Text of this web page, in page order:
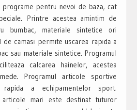
programe pentru nevoi de baza, cat
Printre acestea amintim de
bumbac, materiale sintetice ori
de camasi permite uscarea rapida a
sau materiale sintetice. Programul
calcarea hainelor, acestea
Programul articole sportive
rapida a echipamentelor sport.
articole mari este destinat tuturor